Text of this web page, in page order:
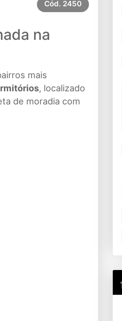
Cód. 2450
na
mais
, localizado
de moradia com